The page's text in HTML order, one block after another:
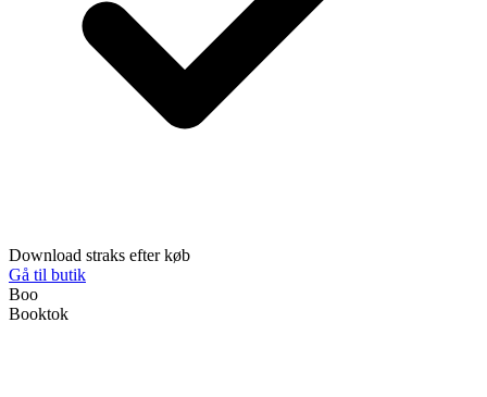
Download straks efter køb
Gå til butik
Boo
Booktok